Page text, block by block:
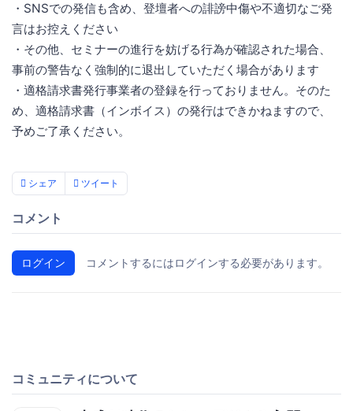
・SNSでの発信も含め、登壇者への誹謗中傷や不適切なご発
言はお控えください
・その他、セミナーの進行を妨げる行為が確認された場合、
事前の警告なく強制的に退出していただく場合があります
・適格請求書発行事業者の登録を行っておりません。そのた
め、適格請求書（インボイス）の発行はできかねますので、
予めご了承ください。
シェア ツイート
コメント
ログイン コメントするにはログインする必要があります。
コミュニティについて